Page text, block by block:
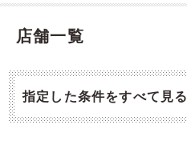
店舗一覧
指定した条件をすべて見る